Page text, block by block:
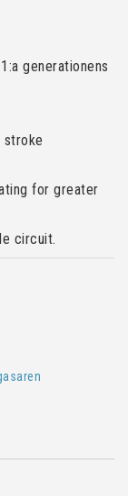
generationens
stroke
for greater
circuit.
as standard.